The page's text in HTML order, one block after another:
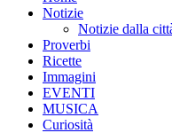
Notizie
Notizie dalla
Proverbi
Ricette
Immagini
EVENTI
MUSICA
Curiosità